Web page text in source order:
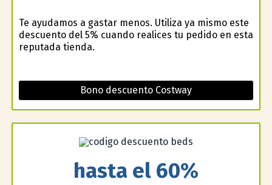
Te ayudamos a gastar menos. Utiliza ya mismo este
descuento del 5% cuando realices tu pedido en esta
reputada tienda.
Bono descuento Costway
hasta el 60%